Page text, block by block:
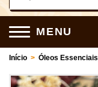
MENU
Início > Óleos Essenciais